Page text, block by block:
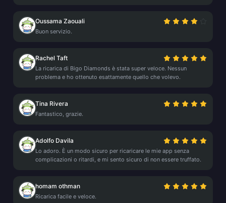
Oussama Zaouali
Buon servizio.
Rachel Taft
La ricarica di Bigo Diamonds è stata super veloce. Nessun
problema e ho ottenuto esattamente quello che volevo.
Tina Rivera
Fantastico, grazie.
Adolfo Davila
Lo adoro. È un modo sicuro per ricaricare le mie app senza
complicazioni o ritardi, e mi sento sicuro di non essere truffato.
homam othman
Ricarica facile e veloce.